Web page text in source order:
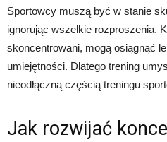
Sportowcy muszą być w stanie
ignorując wszelkie rozproszenia.
skoncentrowani, mogą osiągnąć
umiejętności. Dlatego trening
nieodłączną częścią treningu
Jak rozwijać